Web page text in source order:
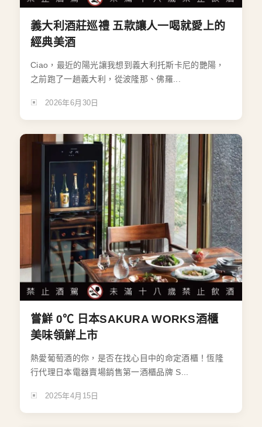
義大利酒莊巡禮 五款讓人一喝就愛上的
經典美酒
Ciao，最近的陽光讓我想到義大利托斯卡尼的艷陽，
之前跑了一趟義大利，從波隆那、佛羅...
2026年6月30日
嘗鮮 0℃ 日本SAKURA WORKS酒櫃
美味領鮮上市
熱愛葡萄酒的你，是否在找心目中的命定酒櫃！恆隆
行代理日本電器賣場銷售第一酒櫃品牌 S...
2025年4月15日